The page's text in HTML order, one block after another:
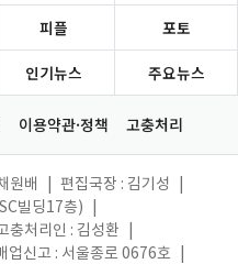
피플 포토
인기뉴스 주요뉴스
이용약관·정책 고충처리
원배 편집국장 : 김기성
빌딩17층)
충처리인 : 김성환
업신고 : 서울종로 0676호